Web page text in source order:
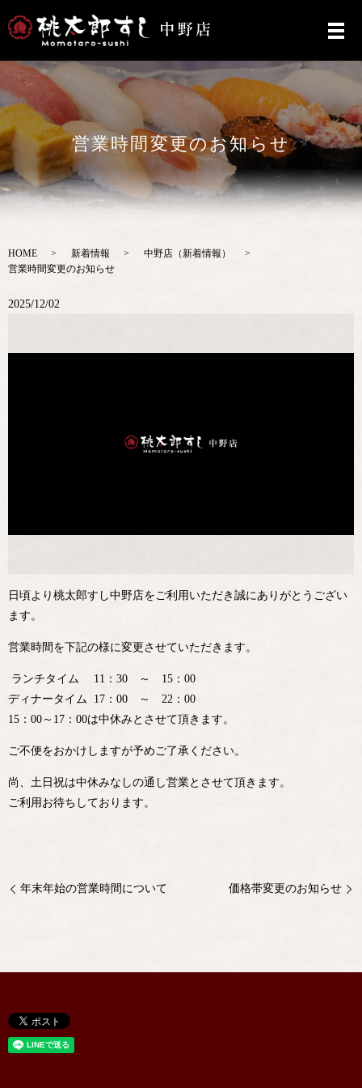
営業時間変更のお知らせ
HOME 新着情報
中野店（新着情報）
営業時間変更のお知らせ
2025/12/02
日頃より桃太郎すし中野店をご利用いただき誠にありがとうござい
ます。
営業時間を下記の様に変更させていただきます。
ランチタイム 11：30 ～ 15：00
ディナータイム 17：00 ～ 22：00
15：00～17：00は中休みとさせて頂きます。
ご不便をおかけしますが予めご了承ください。
尚、土日祝は中休みなしの通し営業とさせて頂きます。
ご利用お待ちしております。
年末年始の営業時間について 価格帯変更のお知らせ